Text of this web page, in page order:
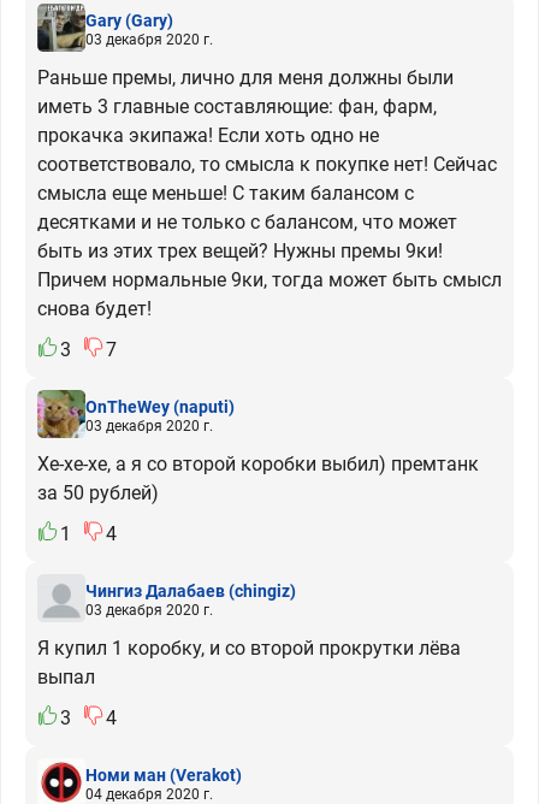
Gary(Gary)
03 декабря 2020 г.
Раньше премы, лично для меня должны были
иметь 3 главные составляющие: фан, фарм,
прокачка экипажа! Если хоть одно не
соответствовало, то смысла к покупке нет! Сейчас
смысла еще меньше! С таким балансом с
десятками и не только с балансом, что может
быть из этих трех вещей? Нужны премы 9ки!
Причем нормальные 9ки, тогда может быть смысл
снова будет!
3
7
OnTheWey(naputi)
03 декабря 2020 г.
Хе-хе-хе, а я со второй коробки выбил) премтанк
за 50 рублей)
1
4
Чингиз Далабаев(chingiz)
03 декабря 2020 г.
Я купил 1 коробку, и со второй прокрутки лёва
выпал
3
4
Номи ман(Verakot)
04 декабря 2020 г.